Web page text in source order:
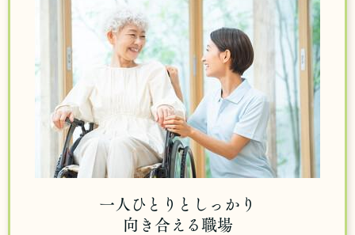
一人ひとりとしっかり
向き合える職場